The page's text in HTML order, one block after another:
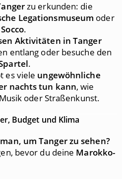
zu erkunden: die
Legationsmuseum oder
.
Aktivitäten in Tanger
entlang oder besuche den
.
es viele ungewöhnliche
nachts tun kann, wie
oder Straßenkunst.
Budget und Klima
um Tanger zu sehen?
bevor du deine Marokko-